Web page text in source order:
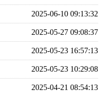
2025-06-10 09:13:32
2025-05-27 09:08:37
2025-05-23 16:57:13
2025-05-23 10:29:08
2025-04-21 08:54:13